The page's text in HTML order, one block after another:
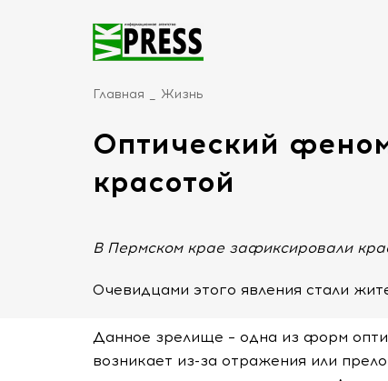
Главная Жизнь
Оптический
красотой
В Пермском крае зафиксировали
Очевидцами этого явления стали
Данное зрелище – одна из форм
возникает из-за отражения или